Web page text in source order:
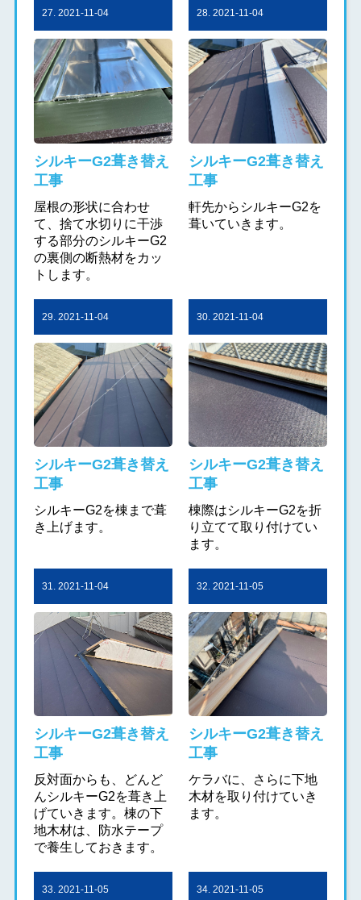
27. 2021-11-04
シルキーG2葺き替え
工事
屋根の形状に合わせ
て、捨て水切りに干渉
する部分のシルキーG2
の裏側の断熱材をカッ
トします。
28. 2021-11-04
シルキーG2葺き替え
工事
軒先からシルキーG2を
葺いていきます。
29. 2021-11-04
シルキーG2葺き替え
工事
シルキーG2を棟まで葺
き上げます。
30. 2021-11-04
シルキーG2葺き替え
工事
棟際はシルキーG2を折
り立てて取り付けてい
ます。
31. 2021-11-04
シルキーG2葺き替え
工事
反対面からも、どんど
んシルキーG2を葺き上
げていきます。棟の下
地木材は、防水テープ
で養生しておきます。
32. 2021-11-05
シルキーG2葺き替え
工事
ケラバに、さらに下地
木材を取り付けていき
ます。
33. 2021-11-05 34. 2021-11-05